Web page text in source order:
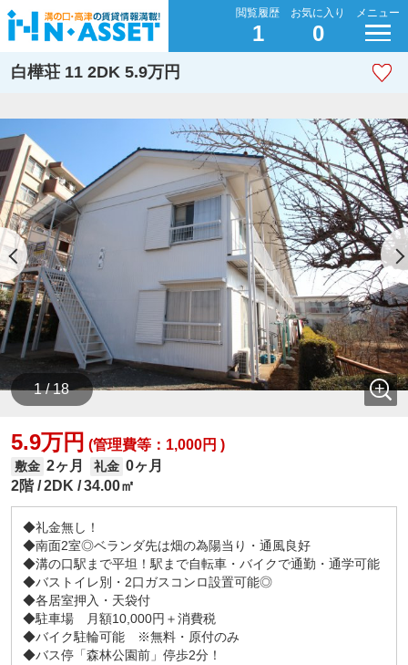
閲覧履歴
1
お気に入り
0
メニュー
白樺荘 11 2DK 5.9万円
1 / 18
5.9万円 (管理費等：1,000円 )
敷金 2ヶ月 礼金 0ヶ月
2階 2DK 34.00㎡
◆礼金無し！
◆南面2室◎ベランダ先は畑の為陽当り・通風良好
◆溝の口駅まで平坦！駅まで自転車・バイクで通勤・通学可能
◆バストイレ別・2口ガスコンロ設置可能◎
◆各居室押入・天袋付
◆駐車場 月額10,000円＋消費税
◆バイク駐輪可能 ※無料・原付のみ
◆バス停「森林公園前」停歩2分！